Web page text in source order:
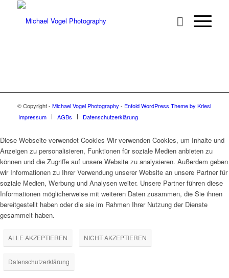
© Copyright - Michael Vogel Photography - Enfold WordPress Theme by Kriesi
Impressum
AGBs Datenschutzerklärung
Diese Webseite verwendet Cookies Wir verwenden Cookies, um Inhalte und
Anzeigen zu personalisieren, Funktionen für soziale Medien anbieten zu
können und die Zugriffe auf unsere Website zu analysieren. Außerdem geben
wir Informationen zu Ihrer Verwendung unserer Website an unsere Partner für
soziale Medien, Werbung und Analysen weiter. Unsere Partner führen diese
Informationen möglicherweise mit weiteren Daten zusammen, die Sie ihnen
bereitgestellt haben oder die sie im Rahmen Ihrer Nutzung der Dienste
gesammelt haben.
ALLE AKZEPTIEREN NICHT AKZEPTIEREN
Datenschutzerklärung